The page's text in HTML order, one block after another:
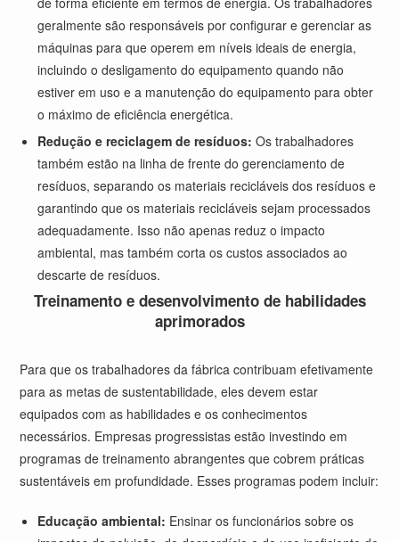
geralmente são responsáveis por configurar e gerenciar as
máquinas para que operem em níveis ideais de energia,
incluindo o desligamento do equipamento quando não
estiver em uso e a manutenção do equipamento para obter
o máximo de eficiência energética.
Redução e reciclagem de resíduos: Os trabalhadores
também estão na linha de frente do gerenciamento de
resíduos, separando os materiais recicláveis dos resíduos e
garantindo que os materiais recicláveis sejam processados
adequadamente. Isso não apenas reduz o impacto
ambiental, mas também corta os custos associados ao
descarte de resíduos.
Treinamento e desenvolvimento de habilidades
aprimorados
Para que os trabalhadores da fábrica contribuam efetivamente
para as metas de sustentabilidade, eles devem estar
equipados com as habilidades e os conhecimentos
necessários. Empresas progressistas estão investindo em
programas de treinamento abrangentes que cobrem práticas
sustentáveis em profundidade. Esses programas podem incluir:
Educação ambiental: Ensinar os funcionários sobre os